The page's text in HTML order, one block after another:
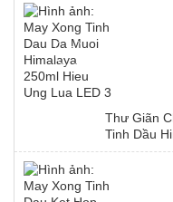
Thư Giãn
Tinh Dầu